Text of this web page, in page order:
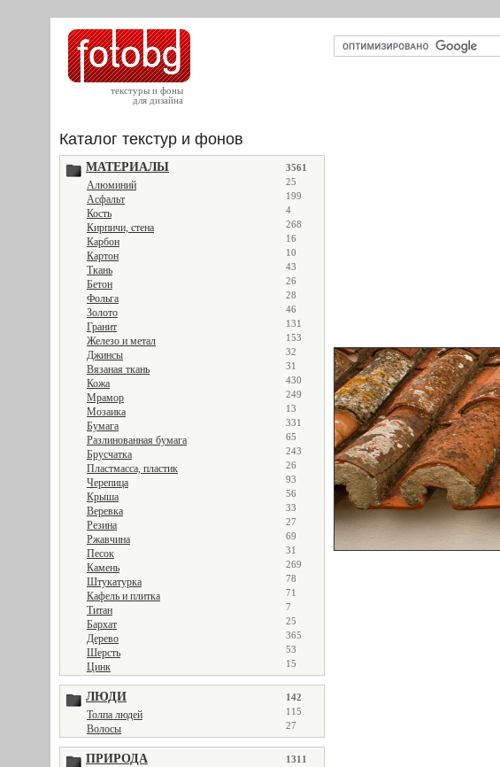
текстуры и фоны
для дизайна
Каталог текстур и фонов
МАТЕРИАЛЫ 3561
Алюминий 25
Асфальт 199
Кость 4
Кирпичи, стена 268
Карбон 16
Картон 10
Ткань 43
Бетон 26
Фольга 28
Золото 46
Гранит 131
Железо и метал 153
Джинсы 32
Вязаная ткань 31
Кожа 430
Мрамор 249
Мозаика 13
Бумага 331
Разлинованная бумага 65
Брусчатка 243
Пластмасса, пластик 26
Черепица 93
Крыша 56
Веревка 33
Резина 27
Ржавчина 69
Песок 31
Камень 269
Штукатурка 78
Кафель и плитка 71
Титан 7
Бархат 25
Дерево 365
Шерсть 53
Цинк 15
ЛЮДИ 142
Толпа людей 115
Волосы 27
ПРИРОДА 1311